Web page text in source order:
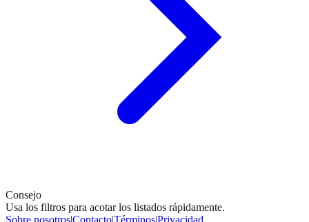
Consejo
Usa los filtros para acotar los listados rápidamente.
Sobre nosotros|Contacto|Términos|Privacidad